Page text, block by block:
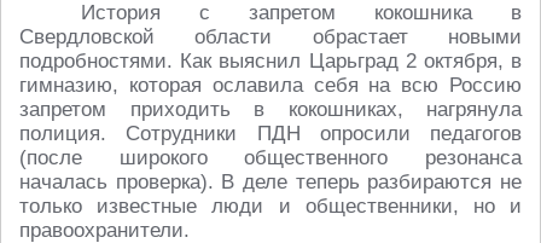
История с запретом кокошника в
Свердловской области обрастает новыми
подробностями. Как выяснил Царьград 2 октября, в
гимназию, которая ославила себя на всю Россию
запретом приходить в кокошниках, нагрянула
полиция. Сотрудники ПДН опросили педагогов
(после широкого общественного резонанса
началась проверка). В деле теперь разбираются не
только известные люди и общественники, но и
правоохранители.